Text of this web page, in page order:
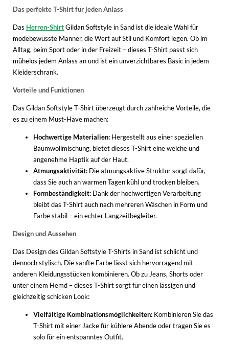
TREKKINGSANDALEN
WINTERSCHUHE
Das perfekte T-Shirt für jeden Anlass
Das Herren-ShirtGildan Softstyle in Sand ist die ideale Wahl für
modebewusste Männer, die Wert auf Stil und Komfort legen. Ob im
Alltag, beim Sport oder in der Freizeit – dieses T-Shirt passt sich
mühelos jedem Anlass an und ist ein unverzichtbares Basic in jedem
Kleiderschrank.
Vorteile und Funktionen
Das Gildan Softstyle T-Shirt überzeugt durch zahlreiche Vorteile, die
es zu einem Must-Have machen:
Hochwertige Materialien: Hergestellt aus einer speziellen
Baumwollmischung, bietet dieses T-Shirt eine weiche und
angenehme Haptik auf der Haut.
Atmungsaktivität: Die atmungsaktive Struktur sorgt dafür,
dass Sie auch an warmen Tagen kühl und trocken bleiben.
Formbeständigkeit: Dank der hochwertigen Verarbeitung
bleibt das T-Shirt auch nach mehreren Wäschen in Form und
Farbe stabil – ein echter Langzeitbegleiter.
Design und Aussehen
Das Design des Gildan Softstyle T-Shirts in Sand ist schlicht und
dennoch stylisch. Die sanfte Farbe lässt sich hervorragend mit
anderen Kleidungsstücken kombinieren. Ob zu Jeans, Shorts oder
unter einem Hemd – dieses T-Shirt sorgt für einen lässigen und
gleichzeitig schicken Look:
Vielfältige Kombinationsmöglichkeiten: Kombinieren Sie das
T-Shirt mit einer Jacke für kühlere Abende oder tragen Sie es
solo für ein entspanntes Outfit.